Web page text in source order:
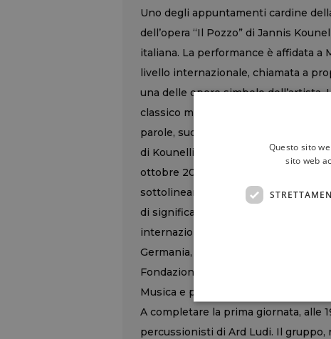
Uno degli appuntamenti cardine
dell’opera “Il Pozzo” di Jannis
italiana. La performance è affidata a
livello internazionale, chiamata a
una delle opere simbolo dell’artista.
classico momento espositivo ma si
parole, suoni e immagini, il pubblico
di Kounellis. L’evento, inserito tra i
ottobre 2025, mette in luce la
sottolineando come la memoria
di significato. La presenza di
internazionalizzazione della
Germania, arricchisce
Fondazione Bassiri.
Musica e performance: il concerto
A completare la prima giornata, alle
percussionisti di Ard Ludi. Il
Questo sito
sito web